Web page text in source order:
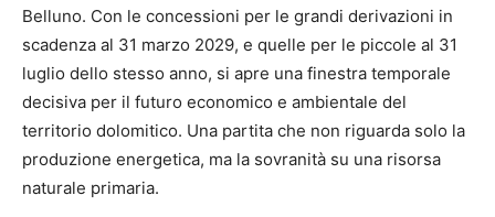
Belluno. Con le concessioni per le grandi derivazioni in
scadenza al 31 marzo 2029, e quelle per le piccole al 31
luglio dello stesso anno, si apre una finestra temporale
decisiva per il futuro economico e ambientale del
territorio dolomitico. Una partita che non riguarda solo la
produzione energetica, ma la sovranità su una risorsa
naturale primaria.